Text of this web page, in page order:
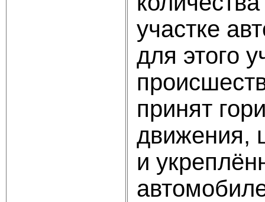
участке
для этого
принят
движения,
и